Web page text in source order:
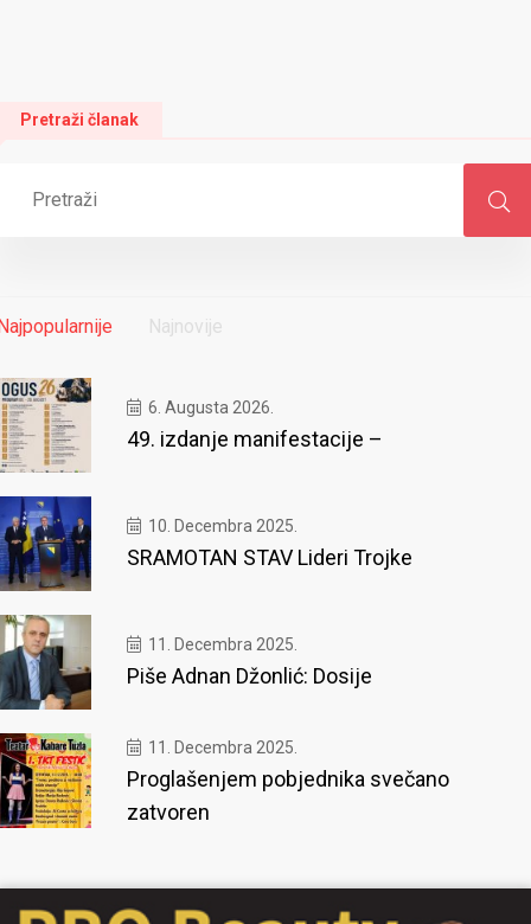
Pretraži članak
Najnovije
6. Augusta 2026.
49. izdanje manifestacije –
10. Decembra 2025.
SRAMOTAN STAV Lideri Trojke
11. Decembra 2025.
Piše Adnan Džonlić: Dosije
11. Decembra 2025.
Proglašenjem pobjednika svečano
zatvoren